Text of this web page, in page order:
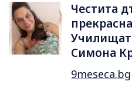
Честита
Симона
9meseca.bg